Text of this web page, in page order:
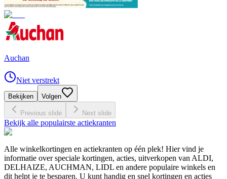
Auchan
Niet verstrekt
Bekijken Volgen
Previous slide Next slide
Bekijk alle populairste actiekranten
Alle winkelkortingen en actiekranten op één plek! Hier vind je
informatie over speciale kortingen, acties, uitverkopen van ALDI,
DELHAIZE, AUCHMAN, LIDL en andere populaire winkels en
dit helpt je te besparen. U kunt handig en snel kortingen en acties